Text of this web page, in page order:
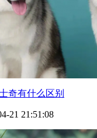
奇有什么区别
21 21:51:08